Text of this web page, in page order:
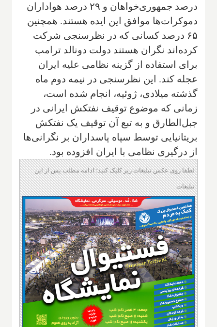
درصد جمهوری‌خواهان و ۲۹ درصد هواداران
دموکرات‌ها موافق این ایده هستند. همچنین
۶۵ درصد کسانی که در نظرسنجی شرکت
کرده‌اند نگران هستند دولت دونالد ترامپ
برای استفاده از گزینه نظامی علیه ایران
عجله کند. این نظرسنجی در نیمه دوم ماه
گذشته میلادی، ژوئیه، انجام شده است،
زمانی که موضوع توقیف نفتکش ایرانی در
جبل‌الطارق و به تبع آن توقیف یک نفتکش
بریتانیایی توسط سپاه پاسداران بر نگرانی‌ها
از درگیری نظامی با ایران افزوده بود.
لطفا روی عکس تبلیغات زیر کلیک کنید؛ ادامه مطلب پس از این
تبلیغات